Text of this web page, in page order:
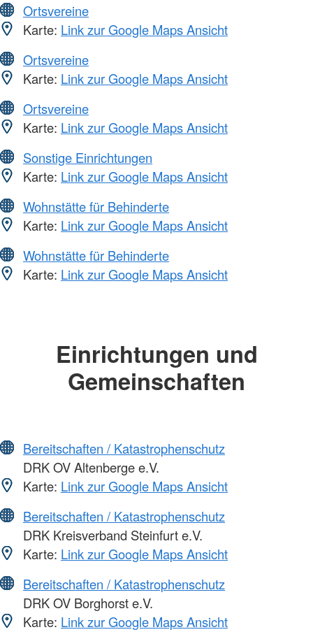
Ortsvereine
Karte: Link zur Google Maps Ansicht
Ortsvereine
Karte: Link zur Google Maps Ansicht
Ortsvereine
Karte: Link zur Google Maps Ansicht
Sonstige Einrichtungen
Karte: Link zur Google Maps Ansicht
Wohnstätte für Behinderte
Karte: Link zur Google Maps Ansicht
Wohnstätte für Behinderte
Karte: Link zur Google Maps Ansicht
Einrichtungen und
Gemeinschaften
Bereitschaften / Katastrophenschutz
DRK OV Altenberge e.V.
Karte: Link zur Google Maps Ansicht
Bereitschaften / Katastrophenschutz
DRK Kreisverband Steinfurt e.V.
Karte: Link zur Google Maps Ansicht
Bereitschaften / Katastrophenschutz
DRK OV Borghorst e.V.
Karte: Link zur Google Maps Ansicht